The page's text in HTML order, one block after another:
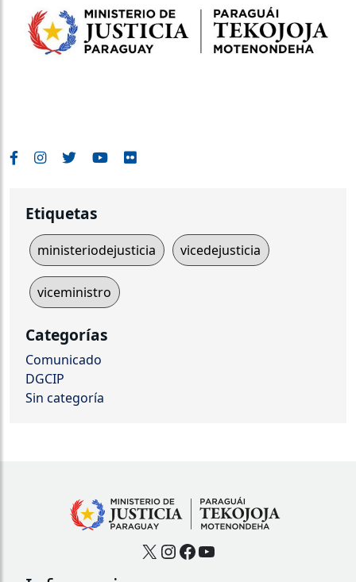
Etiquetas
ministeriodejusticia vicedejusticia
viceministro
Categorías
Comunicado
DGCIP
Sin categoría
X Instagram
Facebook
YouTube